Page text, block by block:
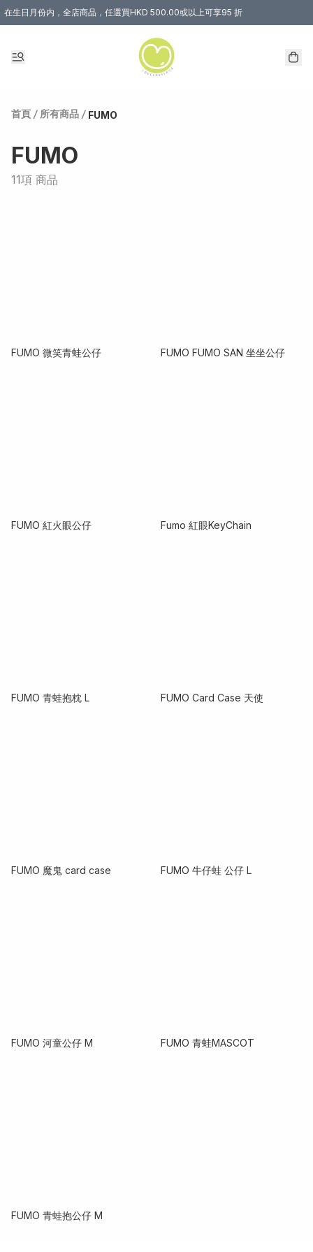
在生日月份内，全店商品，任選買HKD 500.00或以上可享95 折
首頁 / 所有商品 / FUMO
FUMO
11項 商品
FUMO 微笑青蛙公仔 FUMO FUMO SAN 坐坐公仔
FUMO 紅火眼公仔 Fumo 紅眼KeyChain
FUMO 青蛙抱枕 L FUMO Card Case 天使
FUMO 魔鬼 card case FUMO 牛仔蛙 公仔 L
FUMO 河童公仔 M FUMO 青蛙MASCOT
FUMO 青蛙抱公仔 M